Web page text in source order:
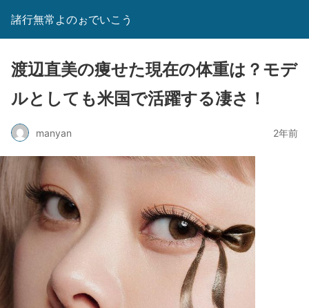
諸行無常よのぉでいこう
渡辺直美の痩せた現在の体重は？モデ
ルとしても米国で活躍する凄さ！
manyan 2年前